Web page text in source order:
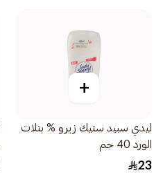
+
ليدي سبيد ستيك زيرو % بتلات
الورد 40 جم
23